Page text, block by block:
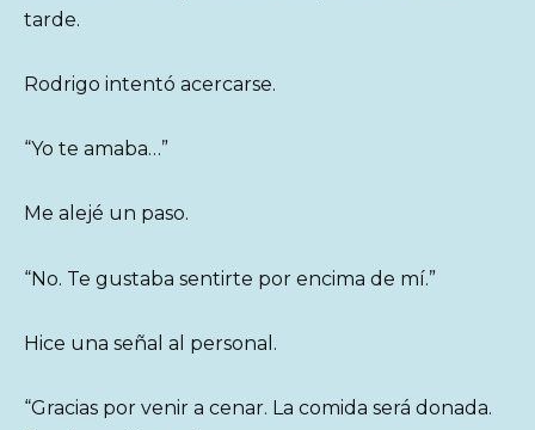
tarde.
Rodrigo intentó acercarse.
“Yo te amaba…”
Me alejé un paso.
“No. Te gustaba sentirte por encima de mí.”
Hice una señal al personal.
“Gracias por venir a cenar. La comida será donada.